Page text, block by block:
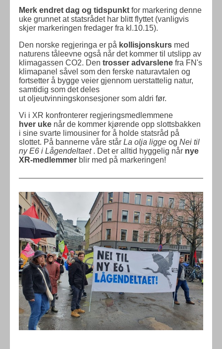
Merk endret dag og tidspunkt for markering denne
uke grunnet at statsrådet har blitt flyttet (vanligvis
skjer markeringen fredager fra kl.10.15).
Den norske regjeringa er på kollisjonskurs med
naturens tåleevne også når det kommer til utslipp av
klimagassen CO2. Den trosser advarslene fra FN's
klimapanel såvel som den ferske naturavtalen og
fortsetter å bygge veier gjennom uerstattelig natur,
samtidig som det deles
ut oljeutvinningskonsesjoner som aldri før.
Vi i XR konfronterer regjeringsmedlemmene
hver uke når de kommer kjørende opp slottsbakken
i sine svarte limousiner for å holde statsråd på
slottet. På bannerne våre står La olja ligge og Nei til
ny E6 i Lågendeltaet . Det er alltid hyggelig når nye
XR-medlemmer blir med på markeringen!